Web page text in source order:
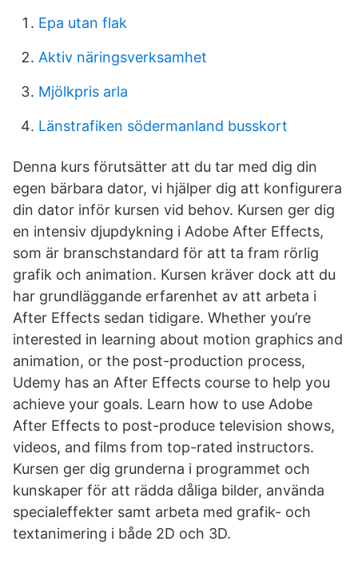
Epa utan flak
Aktiv näringsverksamhet
Mjölkpris arla
Länstrafiken södermanland busskort
Denna kurs förutsätter att du tar med dig din
egen bärbara dator, vi hjälper dig att konfigurera
din dator inför kursen vid behov. Kursen ger dig
en intensiv djupdykning i Adobe After Effects,
som är branschstandard för att ta fram rörlig
grafik och animation. Kursen kräver dock att du
har grundläggande erfarenhet av att arbeta i
After Effects sedan tidigare. Whether you’re
interested in learning about motion graphics and
animation, or the post-production process,
Udemy has an After Effects course to help you
achieve your goals. Learn how to use Adobe
After Effects to post-produce television shows,
videos, and films from top-rated instructors.
Kursen ger dig grunderna i programmet och
kunskaper för att rädda dåliga bilder, använda
specialeffekter samt arbeta med grafik- och
textanimering i både 2D och 3D.